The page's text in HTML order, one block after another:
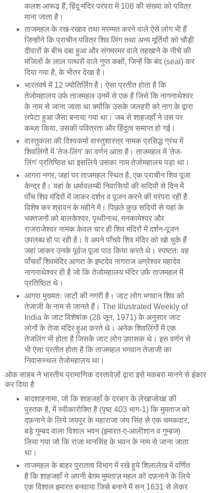
कलश आरूढ़ हैं, हिंदू मंदिर परंपरा में 108 की संख्या को पवित्र
माना जाता है।
ताजमहल के रख-रखाव तथा मरम्मत करने वाले ऐसे लोग भी हैं
जिन्होंने कि प्राचीन पवित्र शिव लिंग तथा अन्य मूर्तियों को चौड़ी
दीवारों के बीच दबा हुआ और संगमरमर वाले तहखाने के नीचे की
मंजिलों के लाल पत्थरों वाले गुप्त कक्षों, जिन्हें कि बंद (seal) कर
दिया गया है, के भीतर देखा है।
भारतवर्ष में 12 ज्योतिर्लिंग है। ऐसा प्रतीत होता है कि
तेजोमहालय उर्फ ताजमहल उनमें से एक है जिसे कि नागनाथेश्वर
के नाम से जाना जाता था क्योंकि उसके जलहरी को नाग के द्वारा
लपेटा हुआ जैसा बनाया गया था। जब से शाहजहाँ ने उस पर
कब्ज़ा किया, उसकी पवित्रता और हिंदुत्व समाप्त हो गई।
वास्तुकला की विश्वकर्मा वास्तुशास्त्र नामक प्रसिद्ध ग्रंथ में
शिवलिंगों में 'तेज-लिंग' का वर्णन आता है। ताजमहल में 'तेज-
लिंग' प्रतिष्ठित था इसलिये उसका नाम तेजोमहालय पड़ा था।
आगरा नगर, जहां पर ताजमहल स्थित है, एक प्राचीन शिव पूजा
केन्द्र है। यहां के धर्मावलम्बी निवासियों की सदियों से दिन में
पाँच शिव मंदिरों में जाकर दर्शन व पूजन करने की परंपरा रही है
विशेष कर श्रावन के महीने में। पिछले कुछ सदियों से यहां के
भक्तजनों को बालकेश्वर, पृथ्वीनाथ, मनकामेश्वर और
राजराजेश्वर नामक केवल चार ही शिव मंदिरों में दर्शन-पूजन
उपलब्ध हो पा रही है। वे अपने पाँचवे शिव मंदिर को खो चुके हैं
जहां जाकर उनके पूर्वज पूजा पाठ किया करते थे। स्पष्टतः वह
पाँचवाँ शिवमंदिर आगरा के इष्टदेव नागराज अग्रेश्वर महादेव
नागनाथेश्वर ही है जो कि तेजोमहालय मंदिर उर्फ ताजमहल में
प्रतिष्ठित थे।
आगरा मुख्यतः जाटों की नगरी है। जाट लोग भगवान शिव को
तेजाजी के नाम से जानते हैं। The Illustrated Weekly of
India के जाट विशेषांक (28 जून, 1971) के अनुसार जाट
लोगों के तेजा मंदिर हुआ करते थे। अनेक शिवलिंगों में एक
तेजलिंग भी होता है जिसके जाट लोग उपासक थे। इस वर्णन से
भी ऐसा प्रतीत होता है कि ताजमहल भगवान तेजाजी का
निवासस्थल तेजोमहालय था।
ओक साहब ने भारतीय प्रामाणिक दस्तावेज़ों द्वारा इसे मकबरा मानने से इंकार
कर दिया है
बादशाहनामा, जो कि शाहजहाँ के दरबार के लेखाजोखा की
पुस्तक है, में स्वीकारोक्ति है (पृष्ठ 403 भाग-1) कि मुमताज को
दफ़नाने के लिये जयपुर के महाराजा जय सिंह से एक चमकदार,
बड़े गुम्बद वाला विशाल भवन (इमारत-ए-आलीशान व गुम्ब़ज)
लिया गया जो कि राजा मानसिंह के भवन के नाम से जाना जाता
था।
ताजमहल के बाहर पुरातत्व विभाग में रखे हुये शिलालेख में वर्णित
है कि शाहजहाँ ने अपनी बेग़म मुमताज़ महल को दफ़नाने के लिये
एक विशाल इमारत बनवाया जिसे बनाने में सन् 1631 से लेकर